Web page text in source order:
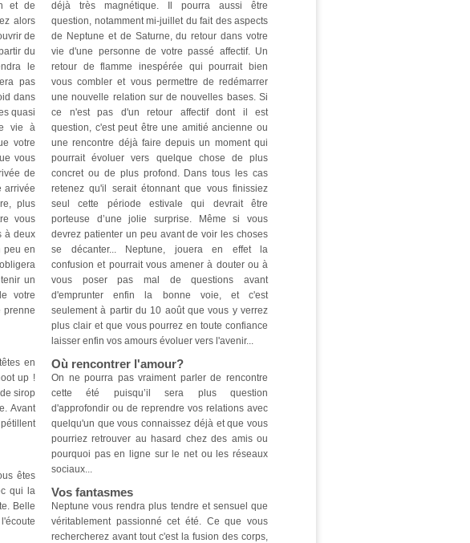
et de
alors
de
du
le
pas
dans
quasi
vie à
votre
vous
de
arrivée
plus
vous
à deux
peu en
un
votre
prenne
en
up !
sirop
Avant
êtes
qui la
Belle
déjà très magnétique. Il pourra aussi être
question, notamment mi-juillet du fait des aspects
de Neptune et de Saturne, du retour dans votre
vie d'une personne de votre passé affectif. Un
retour de flamme inespérée qui pourrait bien
vous combler et vous permettre de redémarrer
une nouvelle relation sur de nouvelles bases. Si
ce n'est pas d'un retour affectif dont il est
question, c'est peut être une amitié ancienne ou
une rencontre déjà faire depuis un moment qui
pourrait évoluer vers quelque chose de plus
concret ou de plus profond. Dans tous les cas
retenez qu'il serait étonnant que vous finissiez
seul cette période estivale qui devrait être
porteuse d’une jolie surprise. Même si vous
devrez patienter un peu avant de voir les choses
se décanter... Neptune, jouera en effet la
confusion et pourrait vous amener à douter ou à
vous poser pas mal de questions avant
d'emprunter enfin la bonne voie, et c'est
seulement à partir du 10 août que vous y verrez
plus clair et que vous pourrez en toute confiance
laisser enfin vos amours évoluer vers l'avenir...
Où rencontrer l'amour?
On ne pourra pas vraiment parler de rencontre
cette été puisqu’il sera plus question
d'approfondir ou de reprendre vos relations avec
quelqu'un que vous connaissez déjà et que vous
pourriez retrouver au hasard chez des amis ou
pourquoi pas en ligne sur le net ou les réseaux
sociaux...
Vos fantasmes
Neptune vous rendra plus tendre et sensuel que
véritablement passionné cet été. Ce que vous
rechercherez avant tout c'est la fusion des corps,